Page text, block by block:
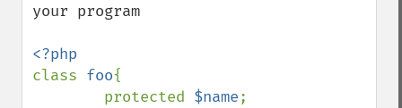
your program
class foo{
        protected
$name;